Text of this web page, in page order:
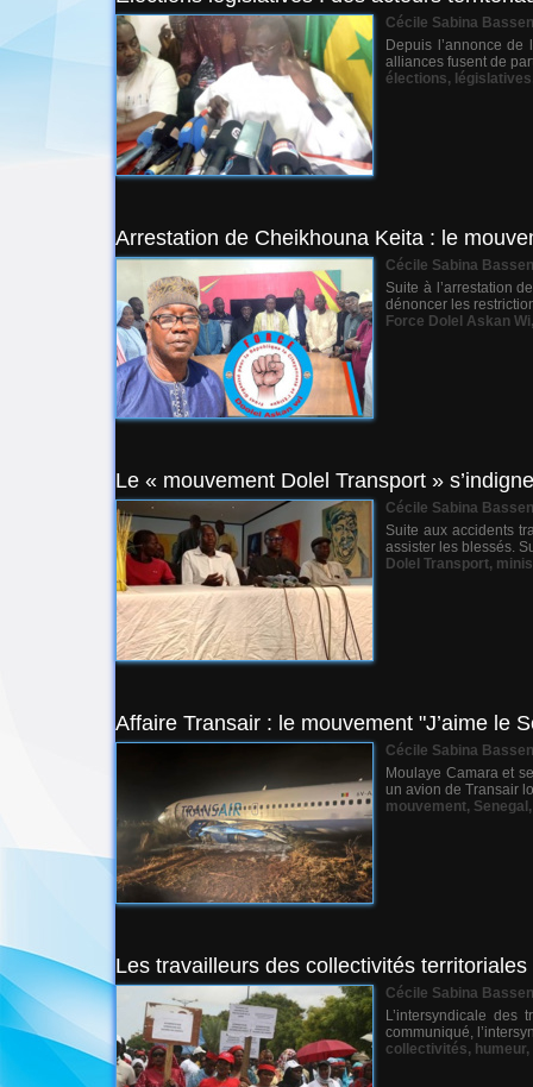
Cécile Sabina
Depuis l’annonce
alliances fusent de
élections, législatives
Arrestation de Cheikhouna Keita : le
Cécile Sabina
Suite à l’arrestation
dénoncer les
Force Dolel Askan Wi
Le « mouvement Dolel Transport »
Cécile Sabina
Suite aux accidents
assister les blessés.
Dolel Transport,
Affaire Transair : le mouvement "J’aime le
Cécile Sabina
Moulaye Camara et
un avion de Transair
mouvement, Senegal
Les travailleurs des collectivités
Cécile Sabina
L’intersyndicale
communiqué,
collectivités, humeur,